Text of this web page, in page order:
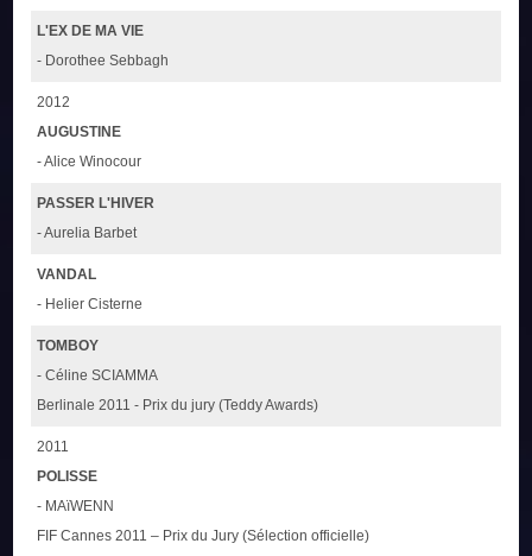
L'EX DE MA VIE
- Dorothee Sebbagh
2012
AUGUSTINE
- Alice Winocour
PASSER L'HIVER
- Aurelia Barbet
VANDAL
- Helier Cisterne
TOMBOY
- Céline SCIAMMA
Berlinale 2011 - Prix du jury (Teddy Awards)
2011
POLISSE
- MAïWENN
FIF Cannes 2011 – Prix du Jury (Sélection officielle)